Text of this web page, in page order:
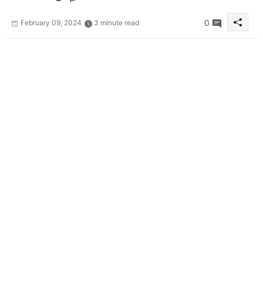
February 09, 2024 3 minute read 0